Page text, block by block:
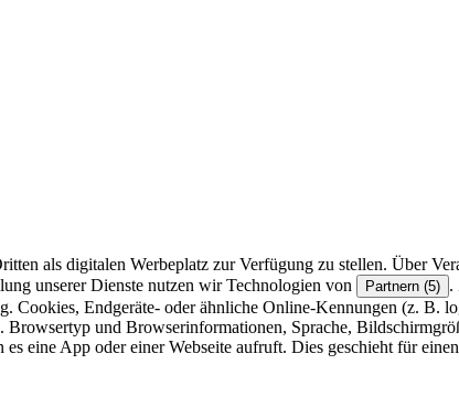
als digitalen Werbeplatz zur Verfügung zu stellen. Über
unserer Dienste nutzen wir Technologien von Partnern (5) .
Cookies, Endgeräte- oder ähnliche Online-Kennungen (z. B.
und Browserinformationen, Sprache,
eine App oder einer Webseite aufruft. Dies geschieht für